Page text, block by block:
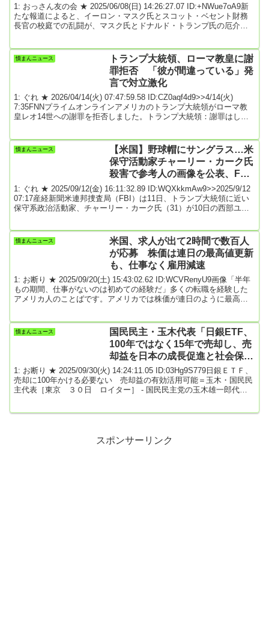
1: おっさん友の会 ★ 2025/06/08(日) 14:26:27.07 ID:+NWue7oA9新
たな報道によると、イーロン・マスク氏とスコット・ベセント財務
長官の校庭での乱闘が、マスク氏とドナルド・トランプ氏の厄介な
グビー選手のように」ベセント氏の胸に肩をぶつけてきたと言った
ベセント氏はマスク氏を殴り返し始めたが、数人の傍観者が止めに
入るほどだった。ワシントン・ポスト紙...
憤まんニュース
トランプ大統領、ローマ教皇に謝
罪拒否 「彼が間違っている」発
言で対立激化
1: ぐれ ★ 2026/04/14(火) 07:47:59.58 ID:CZ0aqf4d9>>4/14(火)
7:35FNNプライムオンラインアメリカのトランプ大統領がローマ教
皇レオ14世への謝罪を拒否しました。トランプ大統領：謝罪はしな
を「弱腰だ」と批判した自身の発言について「謝る必要は何一つな
い。彼が間違っている」と述べました。これに先立ち、教皇レオ14
憤まんニュース
【米国】野球帽にサングラス…米
保守活動家チャーリー・カーク氏
殺害で参考人の画像を公表、FBI
★2
1: ぐれ ★ 2025/09/12(金) 16:11:32.89 ID:WQXkkmAw9>>2025/9/12
07:17産経新聞米連邦捜査局（FBI）は11日、トランプ大統領に近い
保守系政治活動家、チャーリー・カーク氏（31）が10日の西部ユタ
ークシティ事務所はX（旧ツイッター）で、野球帽とサングラス、黒
いTシャツ、ジーンズを着用した人物の画像を2枚公開。カーク氏殺
憤まんニュース
米国、求人が出て2時間で数百人
が応募 株価は連日の最高値更新
も、仕事なく雇用減速
1: お断り ★ 2025/09/20(土) 15:43:02.62 ID:WCVRenyU9画像「半年
もの期間、仕事がないのは初めての経験だ」多くの転職を経験した
アメリカ人のことばです。アメリカでは株価が連日のように最高値
るのか、実態を追いました。（アメリカ総局記者 新井俊毅）「これ
まで何度か転職しましたが、半年もの期間、仕事がないのは初めて
の経験です」西部ユタ州ソルトレーク...
憤まんニュース
国民民主・玉木代表「日銀ETF、
100年ではなく15年で売却し、売
却益を日本の成長促進と社会保障
の財源に」
1: お断り ★ 2025/09/30(火) 14:24:11.05 ID:03Hg9S779日銀ＥＴＦ、
売却に100年かける必要ない 売却益の有効活用可能＝玉木・国民民
主代表［東京 ３０日 ロイター］ - 国民民主党の玉木雄一郎代表
促進や社会保障の充実などの...スポンサーリンク